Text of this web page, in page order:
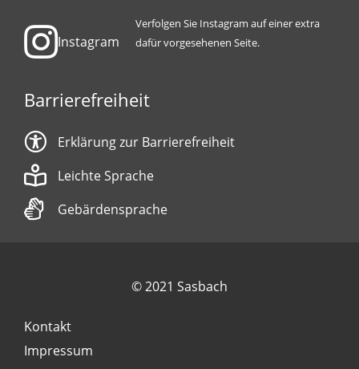
Instagram
Verfolgen Sie Instagram auf einer extra
dafür vorgesehenen Seite.
Barrierefreiheit
Erklärung zur Barrierefreiheit
Leichte Sprache
Gebärdensprache
© 2021 Sasbach
Kontakt
Impressum